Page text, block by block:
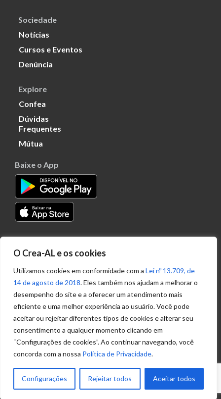
O Crea-AL e os cookies
Utilizamos cookies em conformidade com a Lei nº 13.709, de
14 de agosto de 2018. Eles também nos ajudam a melhorar o
desempenho do site e a oferecer um atendimento mais
eficiente e uma melhor experiência ao usuário. Você pode
aceitar ou rejeitar diferentes tipos de cookies e alterar seu
consentimento a qualquer momento clicando em
“Configurações de cookies”. Ao continuar navegando, você
concorda com a nossa Política de Privacidade.
Configurações Rejeitar todos Aceitar todos
Sociedade
Notícias
Cursos e Eventos
Denúncia
Explore
Confea
Dúvidas
Frequentes
Mútua
Baixe o App
Transparência
Portal
Acesso à
Informação
Política de
Privacidade de
Ouvidoria
(82) 2123 0864
ouvidoria@crea-al.org.br
Fale Conosco